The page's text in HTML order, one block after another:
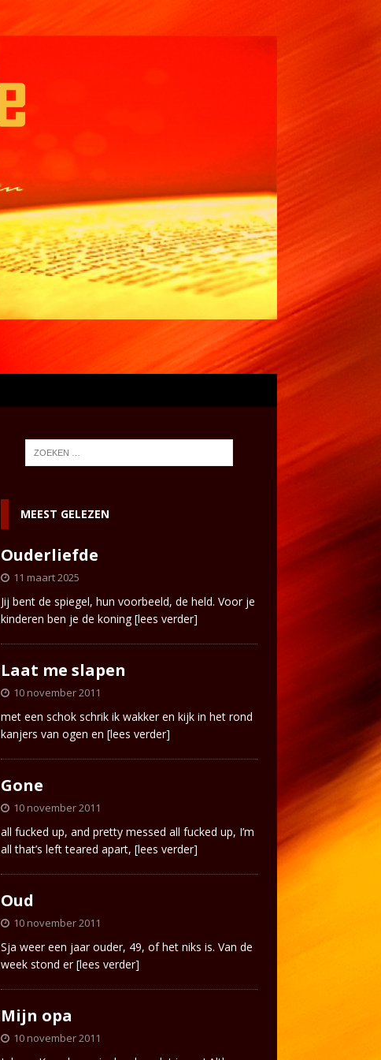
MEEST GELEZEN
Ouderliefde
11 maart 2025
Jij bent de spiegel, hun voorbeeld, de held. Voor je
kinderen ben je de koning[lees verder]
Laat me slapen
10 november 2011
met een schok schrik ik wakker en kijk in het rond
kanjers van ogen en [lees verder]
Gone
10 november 2011
all fucked up, and pretty messed all fucked up, I’m
all that’s left teared apart, [lees verder]
Oud
10 november 2011
Sja weer een jaar ouder, 49, of het niks is. Van de
week stond er[lees verder]
Mijn opa
10 november 2011